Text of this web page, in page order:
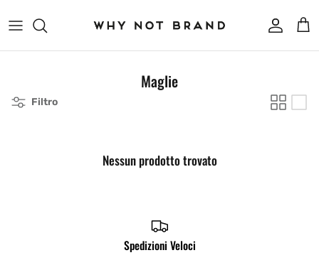
Account
Maglie
Filtro
Nessun prodotto trovato
Spedizioni Veloci